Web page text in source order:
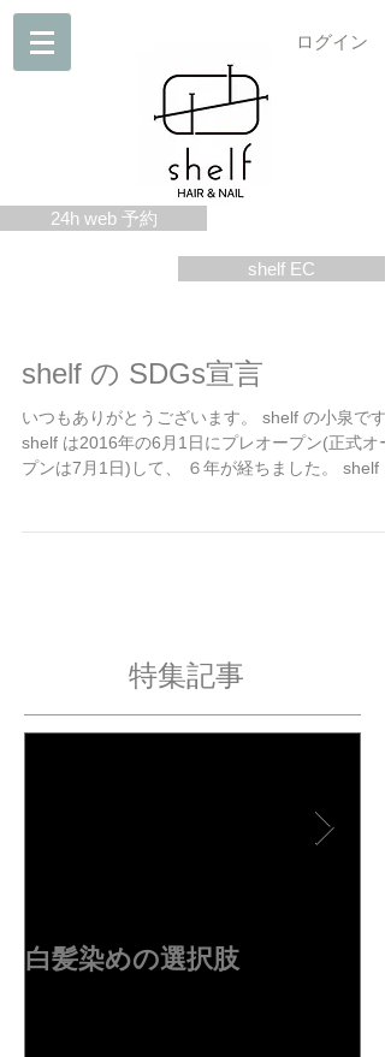
24h web 予約
ログイン
shelf EC
shelf の SDGs宣言
いつもありがとうございます。 shelf の小泉です
shelf は2016年の6月1日にプレオープン(正式オー
プンは7月1日)して、 ６年が経ちました。 shelf
特集記事
白髪染めの選択肢